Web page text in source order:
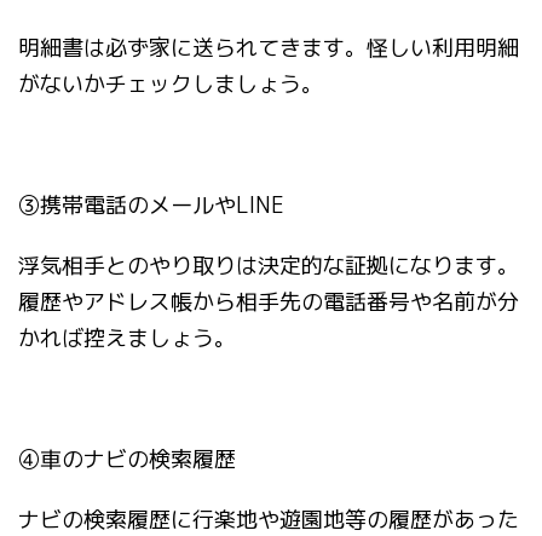
明細書は必ず家に送られてきます。怪しい利用明細
がないかチェックしましょう。
③携帯電話のメールやLINE
浮気相手とのやり取りは決定的な証拠になります。
履歴やアドレス帳から相手先の電話番号や名前が分
かれば控えましょう。
④車のナビの検索履歴
ナビの検索履歴に行楽地や遊園地等の履歴があった